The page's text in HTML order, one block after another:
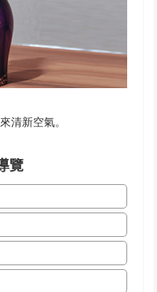
清新空氣。
覽